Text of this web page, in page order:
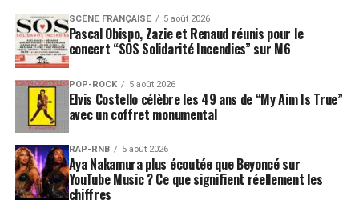
SCÈNE FRANÇAISE 5 août 2026
Pascal Obispo, Zazie et Renaud réunis pour le
concert “SOS Solidarité Incendies” sur M6
POP-ROCK 5 août 2026
Elvis Costello célèbre les 49 ans de “My Aim Is True”
avec un coffret monumental
RAP-RNB 5 août 2026
Aya Nakamura plus écoutée que Beyoncé sur
YouTube Music ? Ce que signifient réellement les
chiffres